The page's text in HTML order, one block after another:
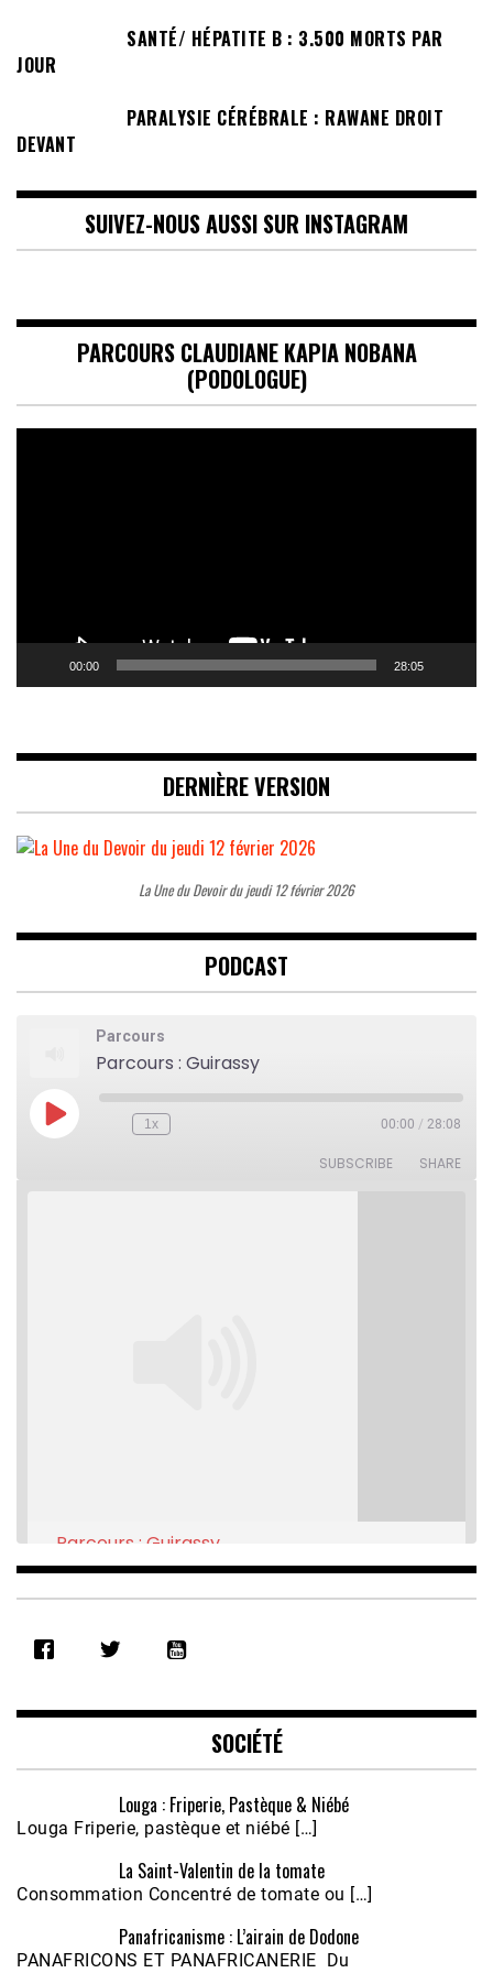
SANTÉ/ HÉPATITE B : 3.500 MORTS PAR
JOUR
PARALYSIE CÉRÉBRALE : RAWANE DROIT
DEVANT
SUIVEZ-NOUS AUSSI SUR INSTAGRAM
PARCOURS CLAUDIANE KAPIA NOBANA
(PODOLOGUE)
00:00 28:05
DERNIÈRE VERSION
La Une du Devoir du jeudi 12 février 2026
PODCAST
Parcours
Parcours : Guirassy
Play
Episode
Rewind
1x 00:00 / 28:08
SUBSCRIBE SHARE
RSS FEED
EMBED
Parcours : Guirassy
Feb 16, 2021 • 28:08
Écoutez le parcours de Claudiane Kapia
SOCIÉTÉ
Louga : Friperie, Pastèque & Niébé
Louga Friperie, pastèque et niébé […]
La Saint-Valentin de la tomate
Consommation Concentré de tomate ou […]
Panafricanisme : L’airain de Dodone
PANAFRICONS ET PANAFRICANERIE Du